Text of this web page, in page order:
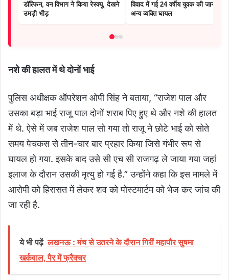
डॉल्फिन, वन विभाग ने किया रेस्क्यू, देखने
उमड़ी भीड़
विवाद में गई 24 वर्षीय युवक की जान, 2
अन्य व्यक्ति घायल
नशे की हालत में थे दोनों भाई
पुलिस अधीक्षक ऑपरेशन ओपी सिंह ने बताया, “राजेश पाल और
उसका बड़ा भाई राजू पाल दोनों शराब पिए हुए थे और नशे की हालत
में थे. ऐसे में जब राजेश पाल सो गया तो राजू ने छोटे भाई को सोते
समय पेचकस से तीन-चार बार प्रहार किया जिसे गंभीर रूप से
घायल हो गया. इसके बाद उसे सी एच सी राजगढ़ ले जाया गया जहां
इलाज के दौरान उसकी मृत्यु हो गई है.” उन्होंने कहा कि इस मामले में
आरोपी को हिरासत में लेकर शव को पोस्टमार्टम को भेज कर जांच की
जा रही है.
ये भी पढ़ें लखनऊ : मंच से उतरने के दौरान गिरीं महापौर सुषमा
खर्कवाल, पैर में फ्रैक्चर